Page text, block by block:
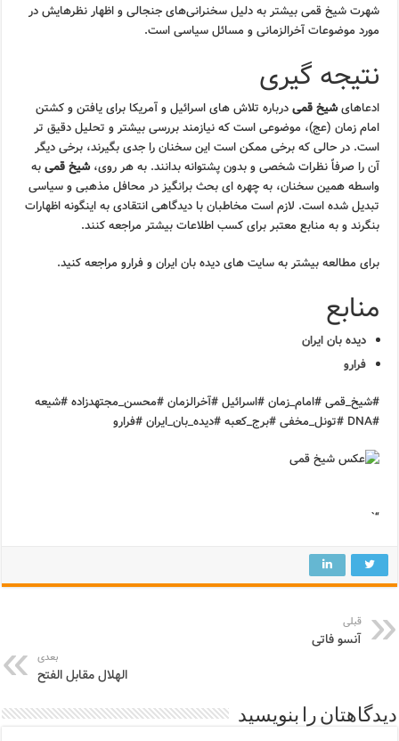
شهرت شیخ قمی بیشتر به دلیل سخنرانی‌های جنجالی و اظهار نظرهایش در
مورد موضوعات آخرالزمانی و مسائل سیاسی است.
نتیجه گیری
ادعاهایشیخ قمیدرباره تلاش های اسرائیل و آمریکا برای یافتن و کشتن
امام زمان (عج)، موضوعی است که نیازمند بررسی بیشتر و تحلیل دقیق تر
است. در حالی که برخی ممکن است این سخنان را جدی بگیرند، برخی دیگر
آن را صرفاً نظرات شخصی و بدون پشتوانه بدانند. به هر روی،شیخ قمیبه
واسطه همین سخنان، به چهره ای بحث برانگیز در محافل مذهبی و سیاسی
تبدیل شده است. لازم است مخاطبان با دیدگاهی انتقادی به اینگونه اظهارات
بنگرند و به منابع معتبر برای کسب اطلاعات بیشتر مراجعه کنند.
برای مطالعه بیشتر به سایت های دیده بان ایران و فرارو مراجعه کنید.
منابع
دیده بان ایران
فرارو
#شیخ_قمی #امام_زمان #اسرائیل #آخرالزمان #محسن_مجتهدزاده #شیعه
#DNA #تونل_مخفی #برج_کعبه #دیده_بان_ایران #فرارو
“`
قبلی
آنسو فاتی
بعدی
الهلال مقابل الفتح
دیدگاهتان را بنویسید